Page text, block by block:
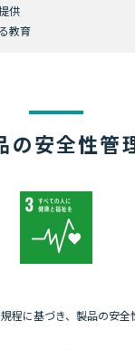
供
教育
の安全性管
程に基づき、製品の安